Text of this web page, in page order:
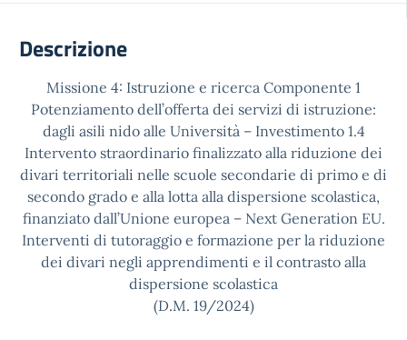
Descrizione
Missione 4: Istruzione e ricerca Componente 1
Potenziamento dell’offerta dei servizi di istruzione:
dagli asili nido alle Università – Investimento 1.4
Intervento straordinario finalizzato alla riduzione dei
divari territoriali nelle scuole secondarie di primo e di
secondo grado e alla lotta alla dispersione scolastica,
finanziato dall’Unione europea – Next Generation EU.
Interventi di tutoraggio e formazione per la riduzione
dei divari negli apprendimenti e il contrasto alla
dispersione scolastica
(D.M. 19/2024)